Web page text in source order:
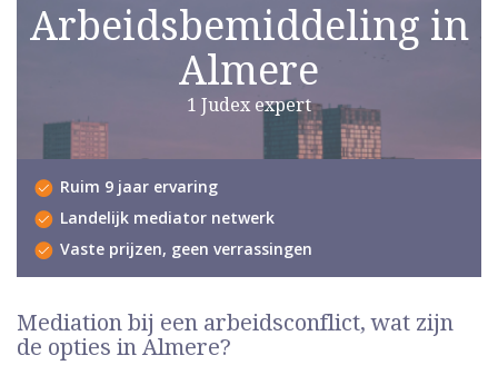
Arbeidsbemiddeling in
Almere
1 Judex expert
Ruim 9 jaar ervaring
Landelijk mediator netwerk
Vaste prijzen, geen verrassingen
Mediation bij een arbeidsconflict, wat zijn
de opties in Almere?